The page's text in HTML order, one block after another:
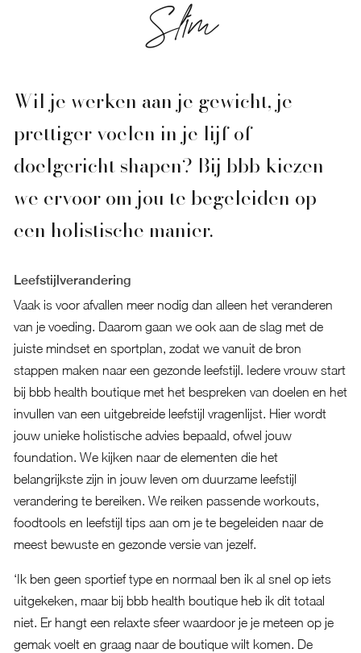
Slim
Wil je werken aan je gewicht, je
prettiger voelen in je lijf of
doelgericht shapen? Bij bbb kiezen
we ervoor om jou te begeleiden op
een holistische manier.
Leefstijlverandering
Vaak is voor afvallen meer nodig dan alleen het veranderen
van je voeding. Daarom gaan we ook aan de slag met de
juiste mindset en sportplan, zodat we vanuit de bron
stappen maken naar een gezonde leefstijl. Iedere vrouw start
bij bbb health boutique met het bespreken van doelen en het
invullen van een uitgebreide leefstijl vragenlijst. Hier wordt
jouw unieke holistische advies bepaald, ofwel jouw
foundation. We kijken naar de elementen die het
belangrijkste zijn in jouw leven om duurzame leefstijl
verandering te bereiken. We reiken passende workouts,
foodtools en leefstijl tips aan om je te begeleiden naar de
meest bewuste en gezonde versie van jezelf.
‘Ik ben geen sportief type en normaal ben ik al snel op iets
uitgekeken, maar bij bbb health boutique heb ik dit totaal
niet. Er hangt een relaxte sfeer waardoor je je meteen op je
gemak voelt en graag naar de boutique wilt komen. De